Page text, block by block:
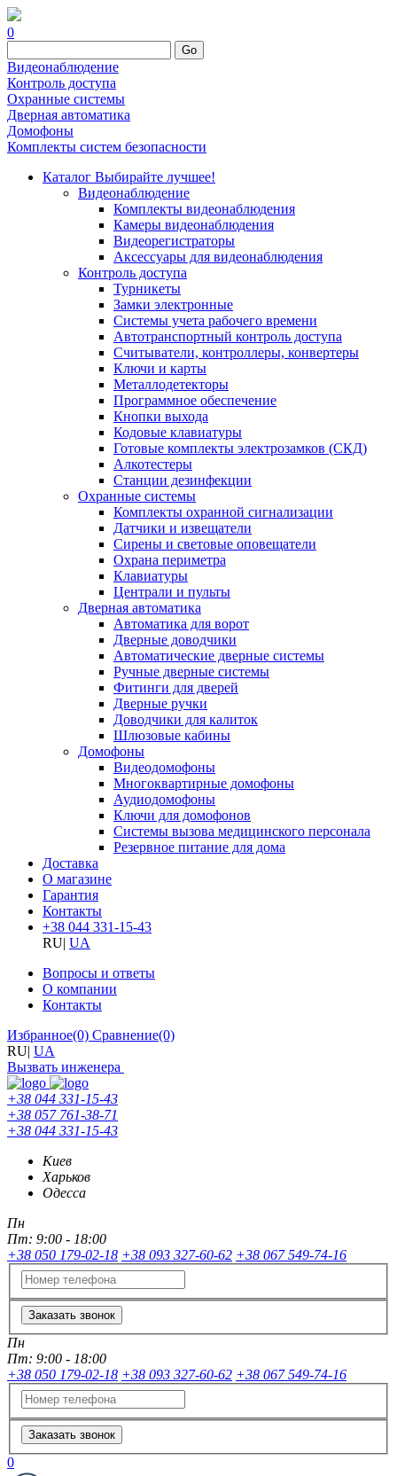
0
Go
Видеонаблюдение
Контроль доступа
Охранные системы
Дверная автоматика
Домофоны
Комплекты систем безопасности
Каталог Выбирайте лучшее!
Видеонаблюдение
Комплекты видеонаблюдения
Камеры видеонаблюдения
Видеорегистраторы
Аксессуары для видеонаблюдения
Контроль доступа
Турникеты
Замки электронные
Системы учета рабочего времени
Автотранспортный контроль доступа
Считыватели, контроллеры, конвертеры
Ключи и карты
Металлодетекторы
Программное обеспечение
Кнопки выхода
Кодовые клавиатуры
Готовые комплекты электрозамков (СКД)
Алкотестеры
Станции дезинфекции
Охранные системы
Комплекты охранной сигнализации
Датчики и извещатели
Сирены и световые оповещатели
Охрана периметра
Клавиатуры
Централи и пульты
Дверная автоматика
Автоматика для ворот
Дверные доводчики
Автоматические дверные системы
Ручные дверные системы
Фитинги для дверей
Дверные ручки
Доводчики для калиток
Шлюзовые кабины
Домофоны
Видеодомофоны
Многоквартирные домофоны
Аудиодомофоны
Ключи для домофонов
Системы вызова медицинского персонала
Резервное питание для дома
Доставка
О магазине
Гарантия
Контакты
+38 044 331-15-43
RU| UA
Вопросы и ответы
О компании
Контакты
Избранное(0) Сравнение(0)
RU| UA
Вызвать инженера
+38 044 331-15-43
+38 057 761-38-71
+38 044 331-15-43
Киев
Харьков
Одесса
Пн
Пт: 9:00 - 18:00
+38 050 179-02-18 +38 093 327-60-62 +38 067 549-74-16
Заказать звонок
Пн
Пт: 9:00 - 18:00
+38 050 179-02-18 +38 093 327-60-62 +38 067 549-74-16
Заказать звонок
0